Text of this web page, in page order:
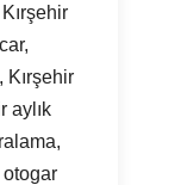
Kırşehir
aylık
otogar